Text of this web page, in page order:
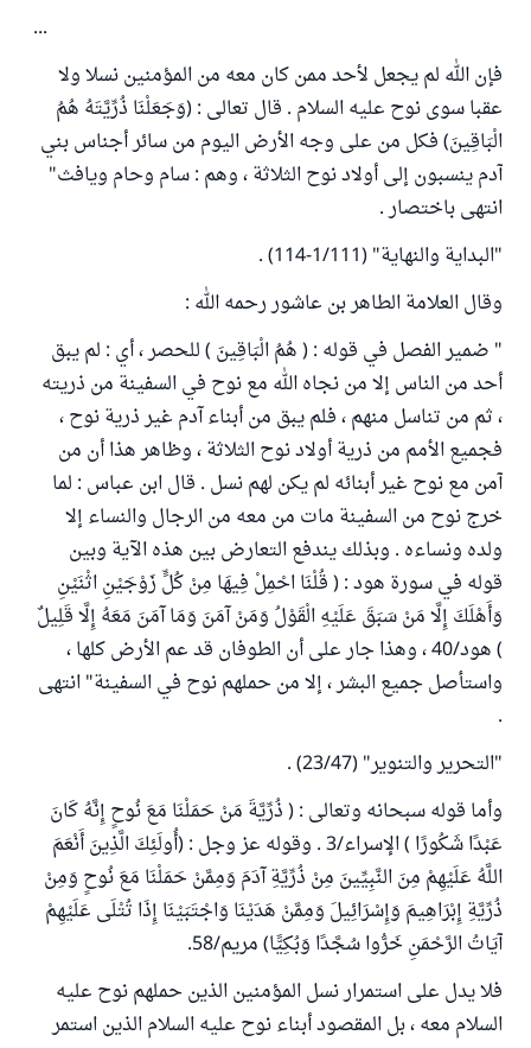
...
فإن الله لم يجعل لأحد ممن كان معه من المؤمنين نسلا ولا
عقبا سوى نوح عليه السلام . قال تعالى : (وَجَعَلْنَا ذُرِّيَّتَهُ هُمُ
الْبَاقِينَ) فكل من على وجه الأرض اليوم من سائر أجناس بني
آدم ينسبون إلى أولاد نوح الثلاثة ، وهم : سام وحام ويافث"
انتهى باختصار .
"البداية والنهاية" (1/111-114) .
وقال العلامة الطاهر بن عاشور رحمه الله :
" ضمير الفصل في قوله : ( هُمُ الْبَاقِينَ ) للحصر ، أي : لم يبق
أحد من الناس إلا من نجاه الله مع نوح في السفينة من ذريته
، ثم من تناسل منهم ، فلم يبق من أبناء آدم غير ذرية نوح ،
فجميع الأمم من ذرية أولاد نوح الثلاثة ، وظاهر هذا أن من
آمن مع نوح غير أبنائه لم يكن لهم نسل . قال ابن عباس : لما
خرج نوح من السفينة مات من معه من الرجال والنساء إلا
ولده ونساءه . وبذلك يندفع التعارض بين هذه الآية وبين
قوله في سورة هود : ( قُلْنَا احْمِلْ فِيهَا مِنْ كُلٍّ زَوْجَيْنِ اثْنَيْنِ
وَأَهْلَكَ إِلَّا مَنْ سَبَقَ عَلَيْهِ الْقَوْلُ وَمَنْ آمَنَ وَمَا آمَنَ مَعَهُ إِلَّا قَلِيلٌ
) هود/40 ، وهذا جار على أن الطوفان قد عم الأرض كلها ،
واستأصل جميع البشر ، إلا من حملهم نوح في السفينة" انتهى
.
"التحرير والتنوير" (23/47) .
وأما قوله سبحانه وتعالى : ( ذُرِّيَّةَ مَنْ حَمَلْنَا مَعَ نُوحٍ إِنَّهُ كَانَ
عَبْدًا شَكُورًا ) الإسراء/3 . وقوله عز وجل : (أُولَئِكَ الَّذِينَ أَنْعَمَ
اللَّهُ عَلَيْهِمْ مِنَ النَّبِيِّينَ مِنْ ذُرِّيَّةِ آدَمَ وَمِمَّنْ حَمَلْنَا مَعَ نُوحٍ وَمِنْ
ذُرِّيَّةِ إِبْرَاهِيمَ وَإِسْرَائِيلَ وَمِمَّنْ هَدَيْنَا وَاجْتَبَيْنَا إِذَا تُتْلَى عَلَيْهِمْ
آيَاتُ الرَّحْمَنِ خَرُّوا سُجَّدًا وَبُكِيًّا) مريم/58.
فلا يدل على استمرار نسل المؤمنين الذين حملهم نوح عليه
السلام معه ، بل المقصود أبناء نوح عليه السلام الذين استمر